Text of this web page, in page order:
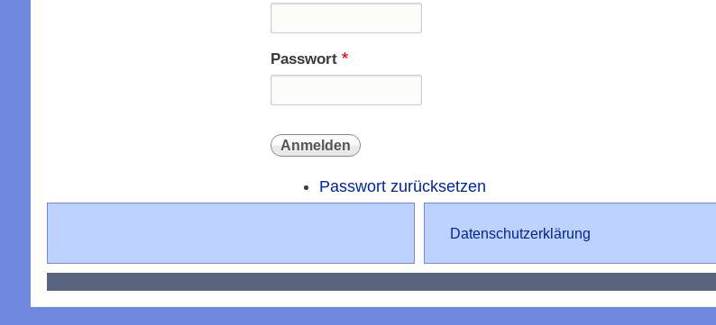
Passwort
Passwort zurücksetzen
Datenschutz
Datenschutzerklärung